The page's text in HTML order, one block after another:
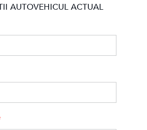
AUTOVEHICUL ACTUAL